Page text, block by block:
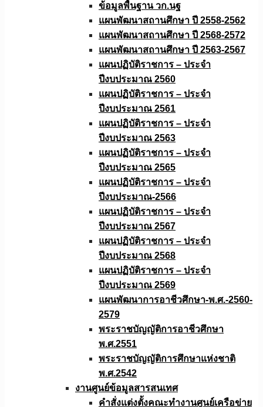
ข้อมูลพื้นฐาน วก.นฐ
แผนพัฒนาสถานศึกษา ปี 2558-2562
แผนพัฒนาสถานศึกษา ปี 2568-2572
แผนพัฒนาสถานศึกษา ปี 2563-2567
แผนปฏิบัติราชการ – ประจำ
ปีงบประมาณ 2560
แผนปฏิบัติราชการ – ประจำ
ปีงบประมาณ 2561
แผนปฏิบัติราชการ – ประจำ
ปีงบประมาณ 2563
แผนปฏิบัติราชการ – ประจำ
ปีงบประมาณ 2565
แผนปฏิบัติราชการ – ประจำ
ปีงบประมาณ-2566
แผนปฏิบัติราชการ – ประจำ
ปีงบประมาณ 2567
แผนปฏิบัติราชการ – ประจำ
ปีงบประมาณ 2568
แผนปฏิบัติราชการ – ประจำ
ปีงบประมาณ 2569
แผนพัฒนาการอาชีวศึกษา-พ.ศ.-2560-
2579
พระราชบัญญัติการอาชีวศึกษา
พ.ศ.2551
พระราชบัญญัติการศึกษาแห่งชาติ
พ.ศ.2542
งานศูนย์ข้อมูลสารสนเทศ
คำสั่งแต่งตั้งคณะทำงานศูนย์เครือข่าย